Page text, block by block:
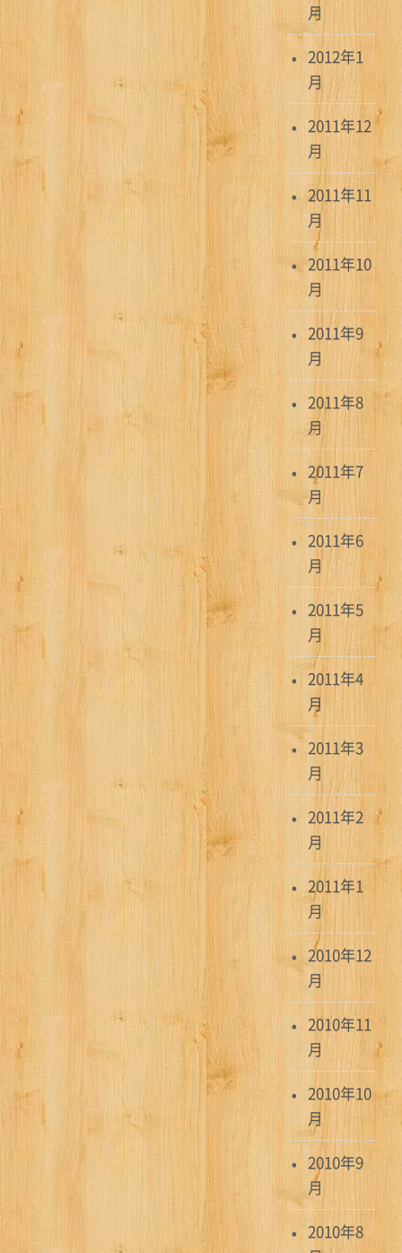
月
2012年1
月
2011年12
月
2011年11
月
2011年10
月
2011年9
月
2011年8
月
2011年7
月
2011年6
月
2011年5
月
2011年4
月
2011年3
月
2011年2
月
2011年1
月
2010年12
月
2010年11
月
2010年10
月
2010年9
月
2010年8